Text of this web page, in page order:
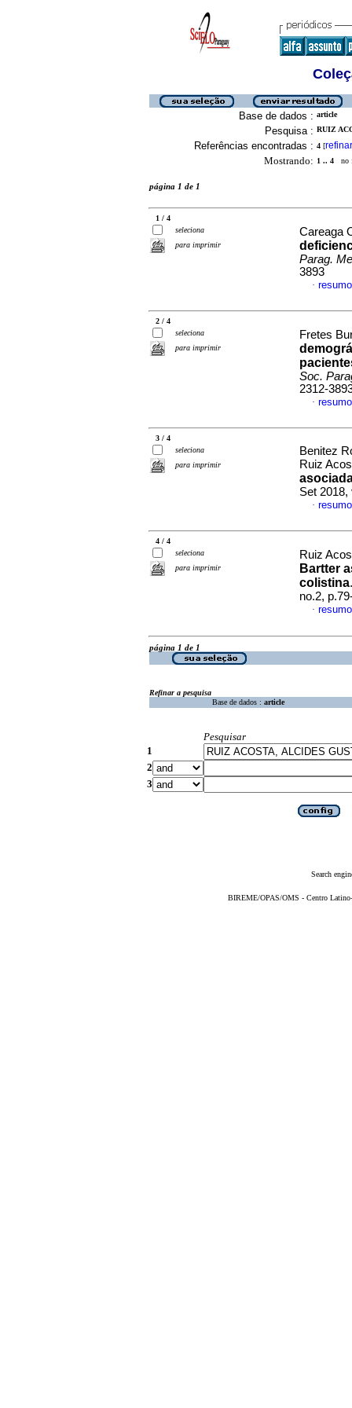
Base de dados : article
Pesquisa : RUIZ
Referências encontradas : 4 [refinar
Mostrando: 1 .. 4 no
página 1 de 1
1 / 4
seleciona
para imprimir
Careaga
Parag.
3893
·
2 / 4
seleciona
para imprimir
Fretes
Soc.
2312-
·
3 / 4
seleciona
para imprimir
Benitez
Ruiz
Set 2018,
·
4 / 4
seleciona
para imprimir
Ruiz
Bartter
colistina
no.2,
·
página 1 de 1
Refinar a pesquisa
Base de dados : article
Pesquisar
1
2
3
Search
BIREME/OPAS/OMS - Centro Latino-